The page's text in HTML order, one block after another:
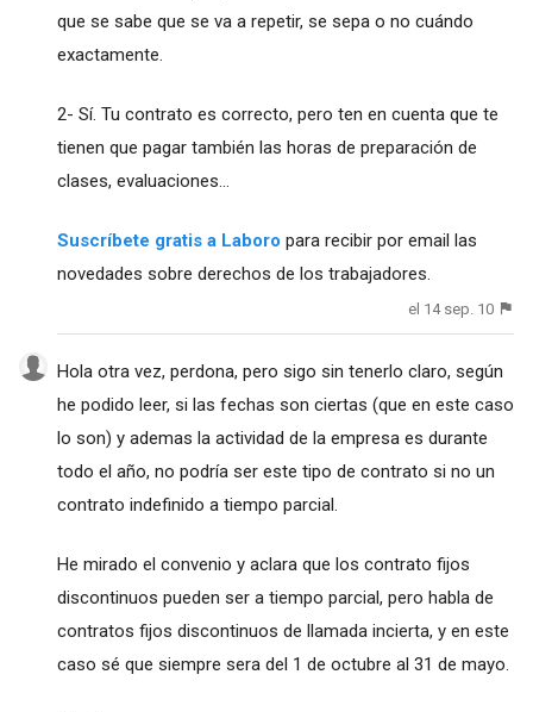
que se sabe que se va a repetir, se sepa o no cuándo
exactamente.
2- Sí. Tu contrato es correcto, pero ten en cuenta que te
tienen que pagar también las horas de preparación de
clases, evaluaciones...
Suscríbete gratis a Laboro para recibir por email las
novedades sobre derechos de los trabajadores.
el 14 sep. 10
Hola otra vez, perdona, pero sigo sin tenerlo claro, según
he podido leer, si las fechas son ciertas (que en este caso
lo son) y ademas la actividad de la empresa es durante
todo el año, no podría ser este tipo de contrato si no un
contrato indefinido a tiempo parcial.
He mirado el convenio y aclara que los contrato fijos
discontinuos pueden ser a tiempo parcial, pero habla de
contratos fijos discontinuos de llamada incierta, y en este
caso sé que siempre sera del 1 de octubre al 31 de mayo.